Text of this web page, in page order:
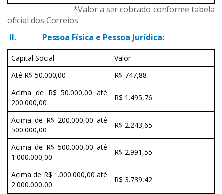
*Valor a ser cobrado conforme tabela
oficial dos Correios
II. Pessoa Física e Pessoa Jurídica:
Capital Social
Valor
Até R$ 50.000,00
R$ 747,88
Acima de R$ 50.000,00 até
200.000,00
R$ 1.495,76
Acima de R$ 200.000,00 até
500.000,00
R$ 2.243,65
Acima de R$ 500.000,00 até
1.000.000,00
R$ 2.991,55
Acima de R$ 1.000.000,00 até
2.000.000,00
R$ 3.739,42